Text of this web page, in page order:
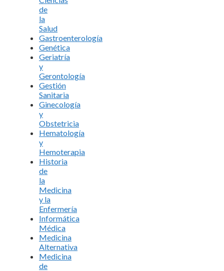
de
la
Salud
Gastroenterología
Genética
Geriatría
y
Gerontología
Gestión
Sanitaria
Ginecología
y
Obstetricia
Hematología
y
Hemoterapia
Historia
de
la
Medicina
y la
Enfermería
Informática
Médica
Medicina
Alternativa
Medicina
de